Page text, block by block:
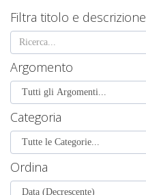
Filtra titolo e descrizione
Argomento
Categoria
Ordina